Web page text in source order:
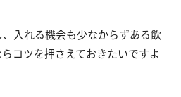
入れる機会も少なからずある飲
コツを押さえておきたいですよ